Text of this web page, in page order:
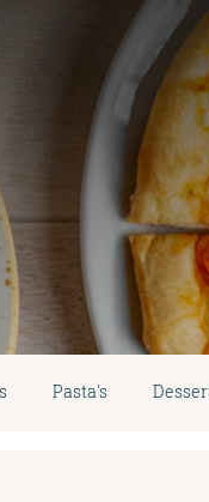
Pasta's